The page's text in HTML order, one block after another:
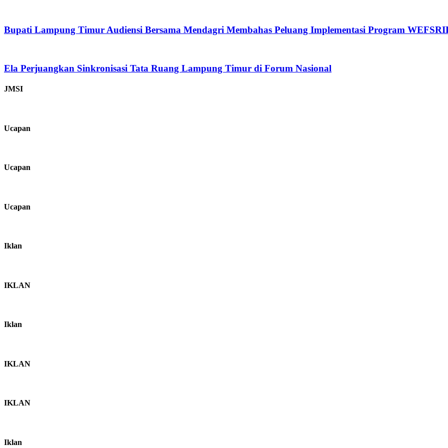
Bupati Lampung Timur Audiensi Bersama Mendagri Membahas Peluang Implementasi Program
Ela Perjuangkan Sinkronisasi Tata Ruang Lampung Timur di Forum Nasional
JMSI
Ucapan
Ucapan
Ucapan
Iklan
IKLAN
Iklan
IKLAN
IKLAN
Iklan